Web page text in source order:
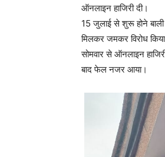
ऑनलाइन हाजिरी दी।
15 जुलाई से शुरू होने बाली
मिलकर जमकर विरोध
सोमवार से ऑनलाइन
बाद फेल नजर आया।